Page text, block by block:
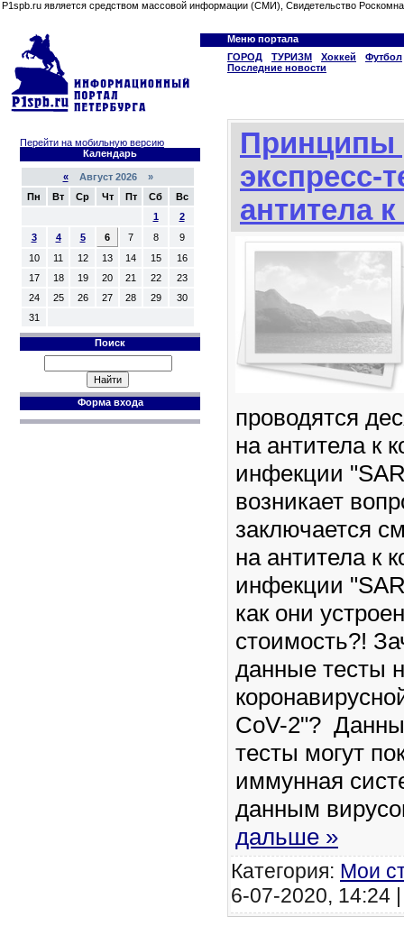
P1spb.ru является средством массовой информации (СМИ), Свидетельство
Меню портала
ГОРОД
ТУРИЗМ Хоккей
Футбол
Последние новости
Перейти на мобильную версию
Календарь
«Август 2026 »
Пн
Вт Ср Чт Пт Сб
Вс
1
2
3
4 5 6 7 8
9
10
11 12 13 14 15
16
17
18 19 20 21 22
23
24
25 26 27 28 29
30
31
Поиск
Форма входа
Принципы
экспресс-
антитела
проводятся
на антитела к
инфекции
возникает
заключается
на антитела к
инфекции
как они
стоимость?!
данные тесты
CoV-2"?
тесты могут
иммунная
данным
дальше »
Категория: Мои
6-07-2020, 14:24